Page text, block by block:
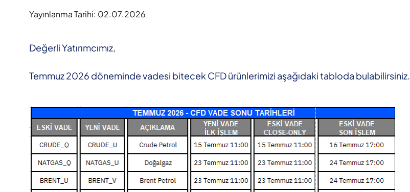
Yayınlanma Tarihi: 02.07.2026
Değerli Yatırımcımız,
Temmuz 2026 döneminde vadesi bitecek CFD ürünlerimizi aşağıdaki tabloda bulabilirsiniz.